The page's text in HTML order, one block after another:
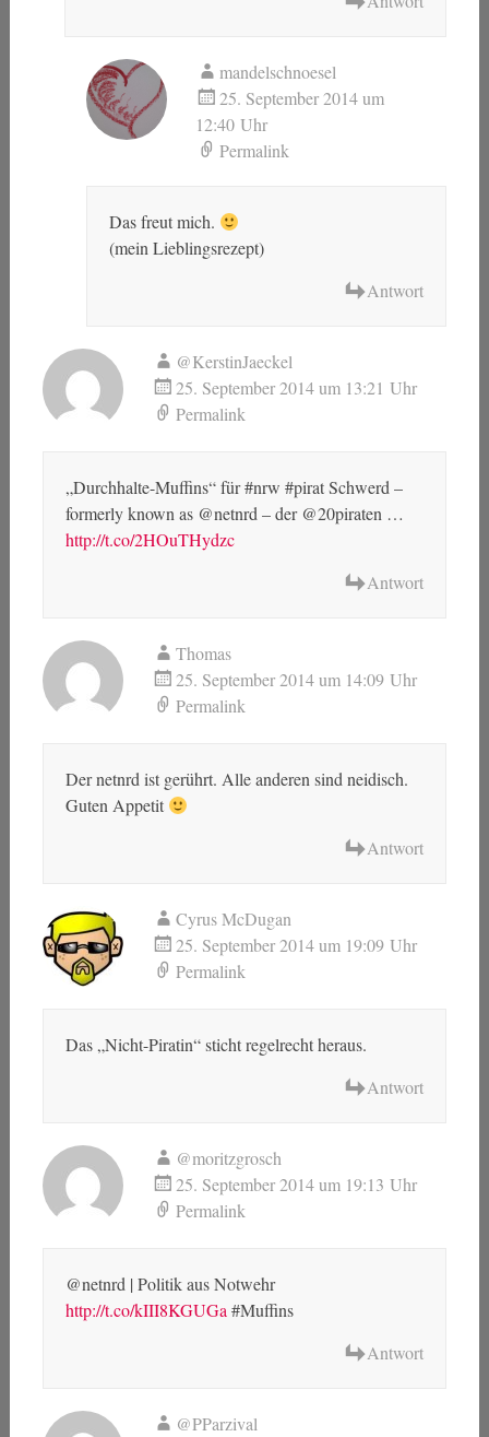
mandelschnoesel
25. September 2014 um
12:40 Uhr
Permalink
Das freut mich.
(mein Lieblingsrezept)
Antwort
@KerstinJaeckel
25. September 2014 um 13:21 Uhr
Permalink
„Durchhalte-Muffins“ für #nrw #pirat Schwerd –
formerly known as @netnrd – der @20piraten …
http://t.co/2HOuTHydzc
Antwort
Thomas
25. September 2014 um 14:09 Uhr
Permalink
Der netnrd ist gerührt. Alle anderen sind neidisch.
Guten Appetit
Antwort
Cyrus McDugan
25. September 2014 um 19:09 Uhr
Permalink
Das „Nicht-Piratin“ sticht regelrecht heraus.
Antwort
@moritzgrosch
25. September 2014 um 19:13 Uhr
Permalink
@netnrd | Politik aus Notwehr
http://t.co/kIII8KGUGa #Muffins
Antwort
@PParzival